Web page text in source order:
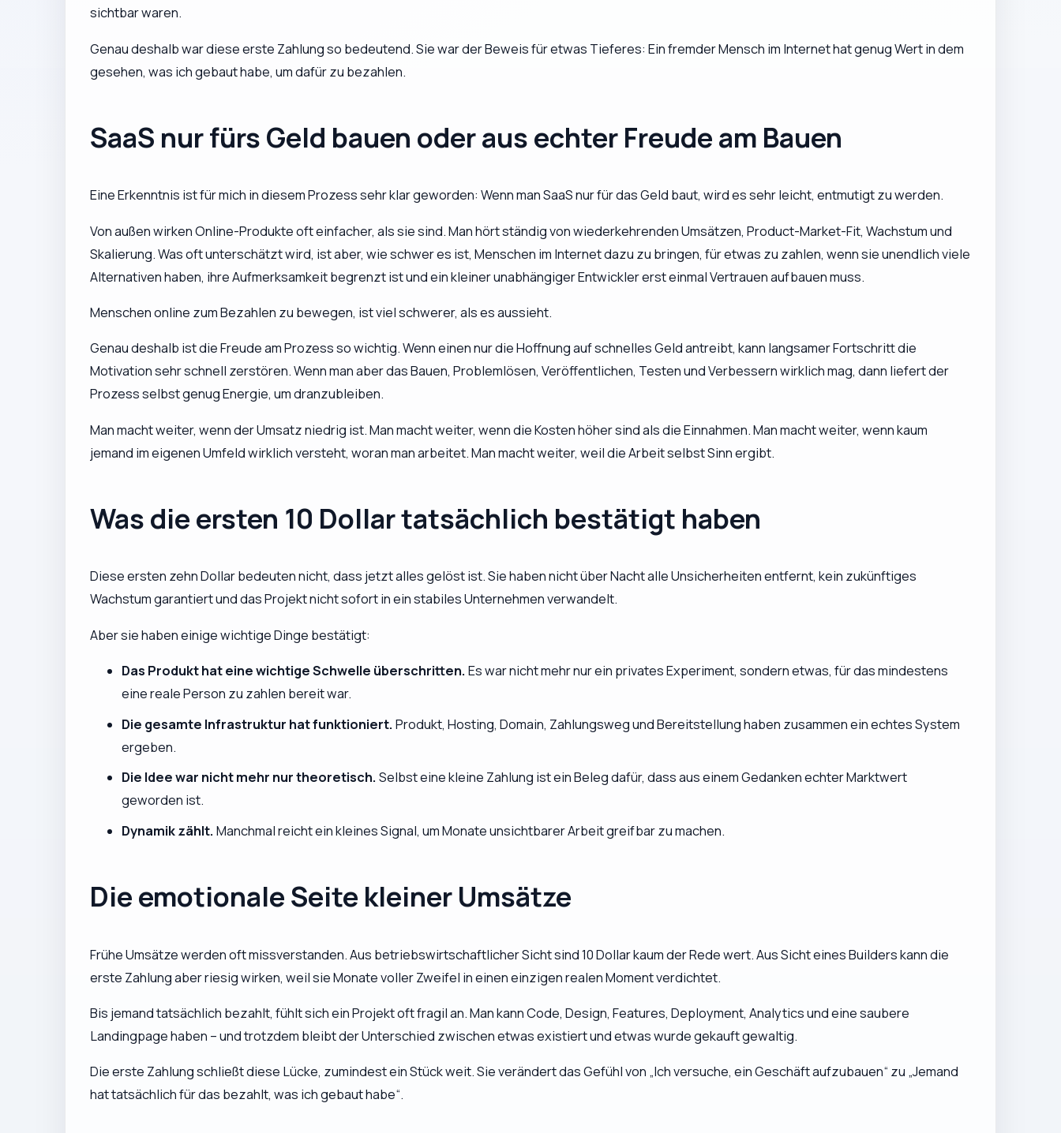
sichtbar waren.
Genau deshalb war diese erste Zahlung so bedeutend. Sie war der Beweis für etwas Tieferes: Ein fremder Mensch im Internet hat genug Wert in dem
gesehen, was ich gebaut habe, um dafür zu bezahlen.
SaaS nur fürs Geld bauen oder aus echter Freude am Bauen
Eine Erkenntnis ist für mich in diesem Prozess sehr klar geworden: Wenn man SaaS nur für das Geld baut, wird es sehr leicht, entmutigt zu werden.
Von außen wirken Online-Produkte oft einfacher, als sie sind. Man hört ständig von wiederkehrenden Umsätzen, Product-Market-Fit, Wachstum und
Skalierung. Was oft unterschätzt wird, ist aber, wie schwer es ist, Menschen im Internet dazu zu bringen, für etwas zu zahlen, wenn sie unendlich viele
Alternativen haben, ihre Aufmerksamkeit begrenzt ist und ein kleiner unabhängiger Entwickler erst einmal Vertrauen aufbauen muss.
Menschen online zum Bezahlen zu bewegen, ist viel schwerer, als es aussieht.
Genau deshalb ist die Freude am Prozess so wichtig. Wenn einen nur die Hoffnung auf schnelles Geld antreibt, kann langsamer Fortschritt die
Motivation sehr schnell zerstören. Wenn man aber das Bauen, Problemlösen, Veröffentlichen, Testen und Verbessern wirklich mag, dann liefert der
Prozess selbst genug Energie, um dranzubleiben.
Man macht weiter, wenn der Umsatz niedrig ist. Man macht weiter, wenn die Kosten höher sind als die Einnahmen. Man macht weiter, wenn kaum
jemand im eigenen Umfeld wirklich versteht, woran man arbeitet. Man macht weiter, weil die Arbeit selbst Sinn ergibt.
Was die ersten 10 Dollar tatsächlich bestätigt haben
Diese ersten zehn Dollar bedeuten nicht, dass jetzt alles gelöst ist. Sie haben nicht über Nacht alle Unsicherheiten entfernt, kein zukünftiges
Wachstum garantiert und das Projekt nicht sofort in ein stabiles Unternehmen verwandelt.
Aber sie haben einige wichtige Dinge bestätigt:
Das Produkt hat eine wichtige Schwelle überschritten. Es war nicht mehr nur ein privates Experiment, sondern etwas, für das mindestens
eine reale Person zu zahlen bereit war.
Die gesamte Infrastruktur hat funktioniert. Produkt, Hosting, Domain, Zahlungsweg und Bereitstellung haben zusammen ein echtes System
ergeben.
Die Idee war nicht mehr nur theoretisch. Selbst eine kleine Zahlung ist ein Beleg dafür, dass aus einem Gedanken echter Marktwert
geworden ist.
Dynamik zählt. Manchmal reicht ein kleines Signal, um Monate unsichtbarer Arbeit greifbar zu machen.
Die emotionale Seite kleiner Umsätze
Frühe Umsätze werden oft missverstanden. Aus betriebswirtschaftlicher Sicht sind 10 Dollar kaum der Rede wert. Aus Sicht eines Builders kann die
erste Zahlung aber riesig wirken, weil sie Monate voller Zweifel in einen einzigen realen Moment verdichtet.
Bis jemand tatsächlich bezahlt, fühlt sich ein Projekt oft fragil an. Man kann Code, Design, Features, Deployment, Analytics und eine saubere
Landingpage haben – und trotzdem bleibt der Unterschied zwischenetwas existiertundetwas wurde gekauftgewaltig.
Die erste Zahlung schließt diese Lücke, zumindest ein Stück weit. Sie verändert das Gefühl von „Ich versuche, ein Geschäft aufzubauen“ zu „Jemand
hat tatsächlich für das bezahlt, was ich gebaut habe“.